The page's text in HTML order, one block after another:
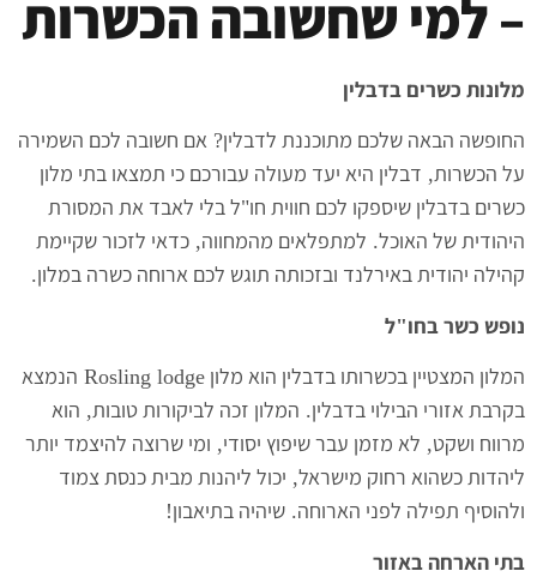
– למי שחשובה הכשרות
מלונות כשרים בדבלין
החופשה הבאה שלכם מתוכננת לדבלין? אם חשובה לכם השמירה
על הכשרות, דבלין היא יעד מעולה עבורכם כי תמצאו בתי מלון
כשרים בדבלין שיספקו לכם חווית חו"ל בלי לאבד את המסורת
היהודית של האוכל. למתפלאים מהמחווה, כדאי לזכור שקיימת
קהילה יהודית באירלנד ובזכותה תוגש לכם ארוחה כשרה במלון.
נופש כשר בחו"ל
המלון המצטיין בכשרותו בדבלין הוא מלון Rosling lodge הנמצא
בקרבת אזורי הבילוי בדבלין. המלון זכה לביקורות טובות, הוא
מרווח ושקט, לא מזמן עבר שיפוץ יסודי, ומי שרוצה להיצמד יותר
ליהדות כשהוא רחוק מישראל, יכול ליהנות מבית כנסת צמוד
ולהוסיף תפילה לפני הארוחה. שיהיה בתיאבון!
בתי הארחה באזור